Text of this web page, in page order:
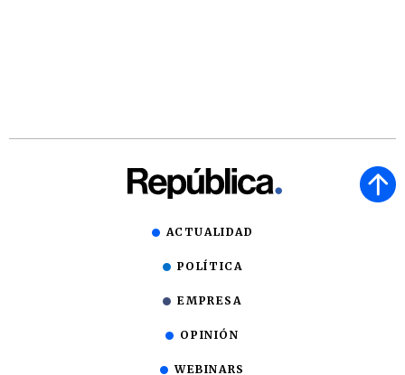
ACTUALIDAD
POLÍTICA
EMPRESA
OPINIÓN
WEBINARS